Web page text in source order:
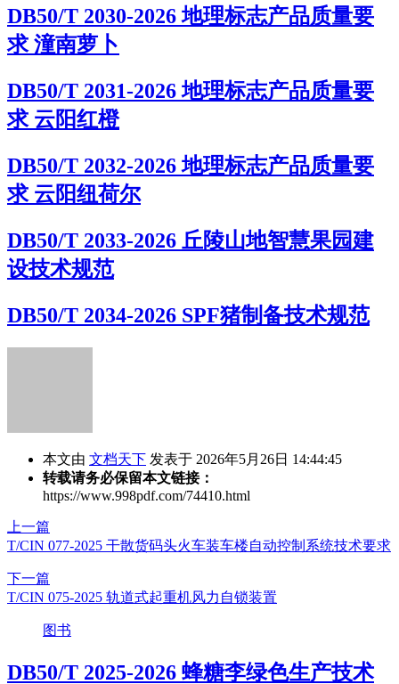
DB50/T 2030-2026 地理标志产品质量要
求 潼南萝卜
DB50/T 2031-2026 地理标志产品质量要
求 云阳红橙
DB50/T 2032-2026 地理标志产品质量要
求 云阳纽荷尔
DB50/T 2033-2026 丘陵山地智慧果园建
设技术规范
DB50/T 2034-2026 SPF猪制备技术规范
本文由 文档天下 发表于 2026年5月26日 14:44:45
转载请务必保留本文链接：
https://www.998pdf.com/74410.html
上一篇
T/CIN 077-2025 干散货码头火车装车楼自动控制系统技术要求
下一篇
T/CIN 075-2025 轨道式起重机风力自锁装置
图书
DB50/T 2025-2026 蜂糖李绿色生产技术